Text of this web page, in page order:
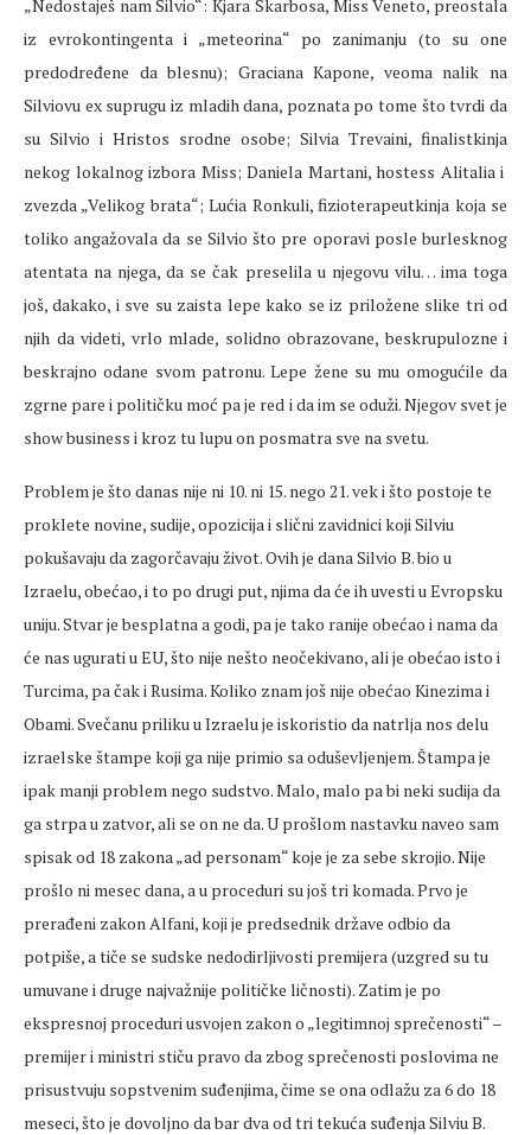
„Nedostaješ nam Silvio“: Kjara Skarbosa, Miss Veneto, preostala
iz evrokontingenta i „meteorina“ po zanimanju (to su one
predodređene da blesnu); Graciana Kapone, veoma nalik na
Silviovu ex suprugu iz mladih dana, poznata po tome što tvrdi da
su Silvio i Hristos srodne osobe; Silvia Trevaini, finalistkinja
nekog lokalnog izbora Miss; Daniela Martani, hostess Alitalia i
zvezda „Velikog brata“; Lućia Ronkuli, fizioterapeutkinja koja se
toliko angažovala da se Silvio što pre oporavi posle burlesknog
atentata na njega, da se čak preselila u njegovu vilu… ima toga
još, dakako, i sve su zaista lepe kako se iz priložene slike tri od
njih da videti, vrlo mlade, solidno obrazovane, beskrupulozne i
beskrajno odane svom patronu. Lepe žene su mu omogućile da
zgrne pare i političku moć pa je red i da im se oduži. Njegov svet je
show business i kroz tu lupu on posmatra sve na svetu.
Problem je što danas nije ni 10. ni 15. nego 21. vek i što postoje te
proklete novine, sudije, opozicija i slični zavidnici koji Silviu
pokušavaju da zagorčavaju život. Ovih je dana Silvio B. bio u
Izraelu, obećao, i to po drugi put, njima da će ih uvesti u Evropsku
uniju. Stvar je besplatna a godi, pa je tako ranije obećao i nama da
će nas ugurati u EU, što nije nešto neočekivano, ali je obećao isto i
Turcima, pa čak i Rusima. Koliko znam još nije obećao Kinezima i
Obami. Svečanu priliku u Izraelu je iskoristio da natrlja nos delu
izraelske štampe koji ga nije primio sa oduševljenjem. Štampa je
ipak manji problem nego sudstvo. Malo, malo pa bi neki sudija da
ga strpa u zatvor, ali se on ne da. U prošlom nastavku naveo sam
spisak od 18 zakona „ad personam“ koje je za sebe skrojio. Nije
prošlo ni mesec dana, a u proceduri su još tri komada. Prvo je
prerađeni zakon Alfani, koji je predsednik države odbio da
potpiše, a tiče se sudske nedodirljivosti premijera (uzgred su tu
umuvane i druge najvažnije političke ličnosti). Zatim je po
ekspresnoj proceduri usvojen zakon o „legitimnoj sprečenosti“ –
premijer i ministri stiču pravo da zbog sprečenosti poslovima ne
prisustvuju sopstvenim suđenjima, čime se ona odlažu za 6 do 18
meseci, što je dovoljno da bar dva od tri tekuća suđenja Silviu B.